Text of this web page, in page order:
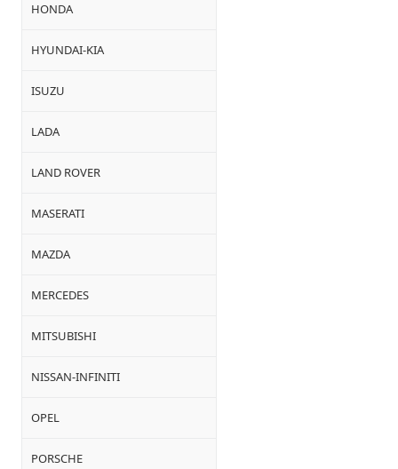
HONDA
HYUNDAI-KIA
ISUZU
LADA
LAND ROVER
MASERATI
MAZDA
MERCEDES
MITSUBISHI
NISSAN-INFINITI
OPEL
PORSCHE